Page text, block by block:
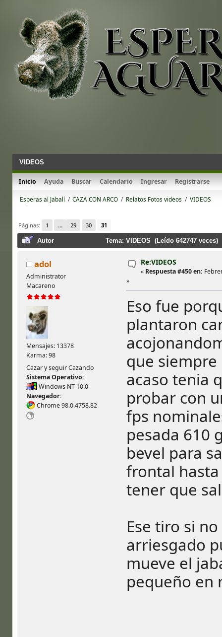
VIDEOS
Inicio Ayuda Buscar Calendario Ingresar Registrarse
Esperas al Jabalí/ CAZA CON ARCO / Relatos Fotos videos / VIDEOS
Páginas: 1 ... 29 30 31
Autor Tema: VIDEOS (Leído 642747 veces)
adol
Administrator
Macareno
Mensajes: 13378
Karma: 98
Cazar y seguir Cazando
Sistema Operativo:
Windows NT 10.0
Navegador:
Chrome 98.0.4758.82
Re:VIDEOS
« Respuesta #450 en:
»
Eso fue
plantaron
que
acaso tenia
probar con
fps
pesada 610
bevel para
frontal hasta
tener que
Ese tiro si
arriesgado
mueve el
pequeño en